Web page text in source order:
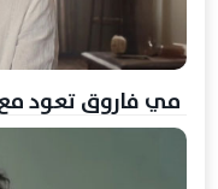
مي فاروق تعود مع